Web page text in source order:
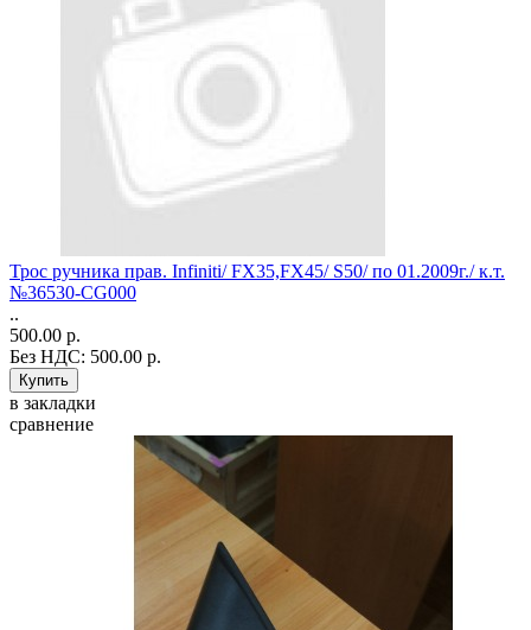
Трос ручника прав. Infiniti/ FX35,FX45/ S50/ по 01.2009г./ к.т.
№36530-CG000
..
500.00 р.
Без НДС: 500.00 р.
в закладки
сравнение